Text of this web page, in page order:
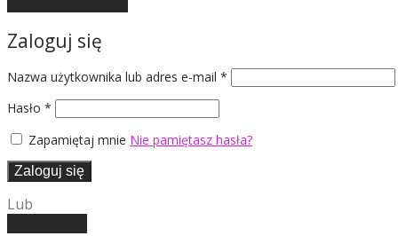
Zaloguj się
Nazwa użytkownika lub adres e-mail *
Hasło *
Zapamiętaj mnie Nie pamiętasz hasła?
Zaloguj się
Lub